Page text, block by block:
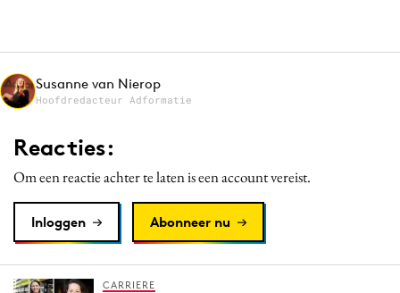
Martech
Media
Merkstrategie
Programmatic
Purpose Marketing
Reputatie & crisis
Susanne van Nierop
Hoofdredacteur Adformatie
Reacties:
Om een reactie achter te laten is een account vereist.
Inloggen Abonneer nu
CARRIERE